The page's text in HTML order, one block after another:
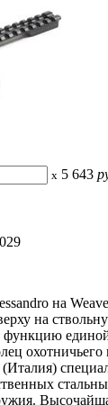
x 5 643
на
на